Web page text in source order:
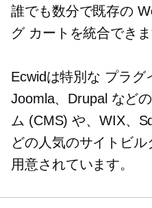
誰でも数分で既存の
グ カートを統合できま
Ecwidは特別な プラグ
Joomla、Drupal など
ム (CMS) や、WIX、
どの人気のサイトビ
用意されています。